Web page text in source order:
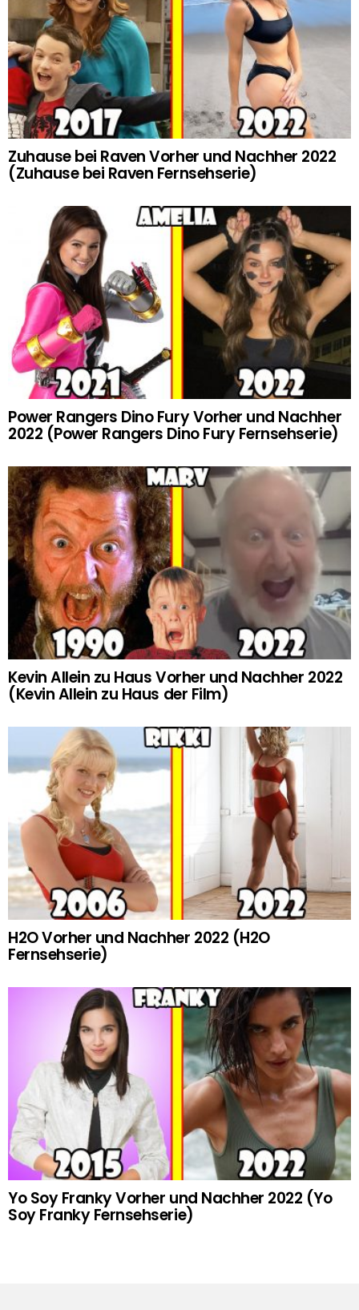
Zuhause bei Raven Vorher und Nachher 2022
(Zuhause bei Raven Fernsehserie)
Power Rangers Dino Fury Vorher und Nachher
2022 (Power Rangers Dino Fury Fernsehserie)
Kevin Allein zu Haus Vorher und Nachher 2022
(Kevin Allein zu Haus der Film)
H2O Vorher und Nachher 2022 (H2O
Fernsehserie)
Yo Soy Franky Vorher und Nachher 2022 (Yo
Soy Franky Fernsehserie)